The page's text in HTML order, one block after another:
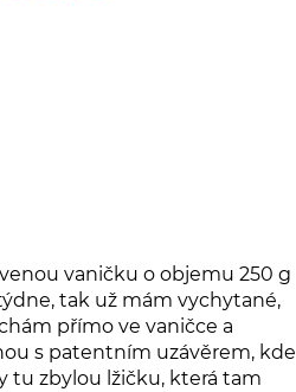
vaničku o objemu 250 g
tak už mám vychytané,
přímo ve vaničce a
s patentním uzávěrem, kde
tu zbylou lžičku, která tam